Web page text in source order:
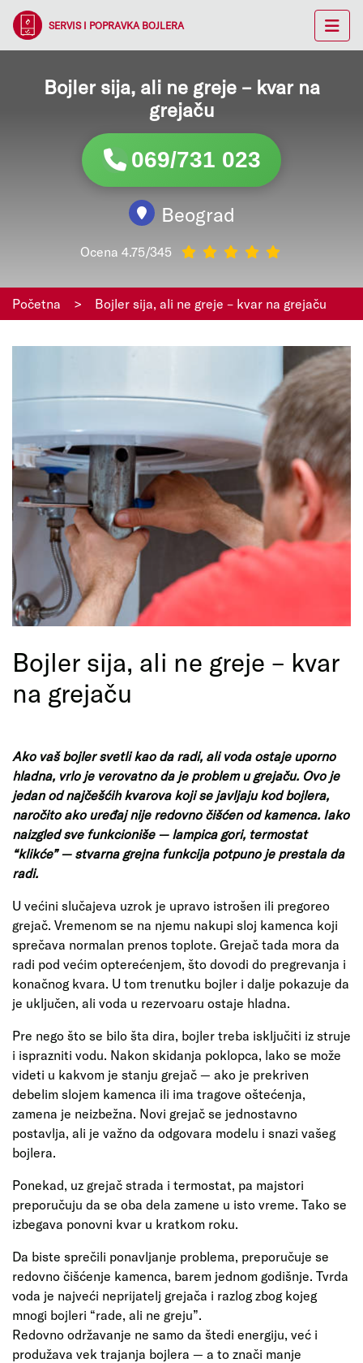
SERVIS I POPRAVKA BOJLERA
Bojler sija, ali ne greje – kvar na
grejaču
069/731 023
Beograd
Ocena 4.75/345
Početna > Bojler sija, ali ne greje – kvar na grejaču
Bojler sija, ali ne greje – kvar
na grejaču
Ako vaš bojler svetli kao da radi, ali voda ostaje uporno
hladna, vrlo je verovatno da je problem u grejaču. Ovo je
jedan od najčešćih kvarova koji se javljaju kod bojlera,
naročito ako uređaj nije redovno čišćen od kamenca. Iako
naizgled sve funkcioniše — lampica gori, termostat
“klikće” — stvarna grejna funkcija potpuno je prestala da
radi.
U većini slučajeva uzrok je upravo istrošen ili pregoreo
grejač. Vremenom se na njemu nakupi sloj kamenca koji
sprečava normalan prenos toplote. Grejač tada mora da
radi pod većim opterećenjem, što dovodi do pregrevanja i
konačnog kvara. U tom trenutku bojler i dalje pokazuje da
je uključen, ali voda u rezervoaru ostaje hladna.
Pre nego što se bilo šta dira, bojler treba isključiti iz struje
i isprazniti vodu. Nakon skidanja poklopca, lako se može
videti u kakvom je stanju grejač — ako je prekriven
debelim slojem kamenca ili ima tragove oštećenja,
zamena je neizbežna. Novi grejač se jednostavno
postavlja, ali je važno da odgovara modelu i snazi vašeg
bojlera.
Ponekad, uz grejač strada i termostat, pa majstori
preporučuju da se oba dela zamene u isto vreme. Tako se
izbegava ponovni kvar u kratkom roku.
Da biste sprečili ponavljanje problema, preporučuje se
redovno čišćenje kamenca, barem jednom godišnje. Tvrda
voda je najveći neprijatelj grejača i razlog zbog kojeg
mnogi bojleri “rade, ali ne greju”.
Redovno održavanje ne samo da štedi energiju, već i
produžava vek trajanja bojlera — a to znači manje